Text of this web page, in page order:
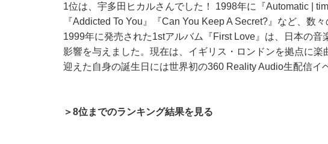
1位は、宇多田ヒカルさんでした！ 1998年に『Automatic |
『Addicted To You』『Can You Keep A Secret?』など、数
1999年に発売された1stアルバム『First Love』は、日本の
影響を与えました。現在は、イギリス・ロンドンを拠点に
迎えた自身の誕生日には世界初の360 Reality Audio生配信イ
＞8位までのランキング結果を見る